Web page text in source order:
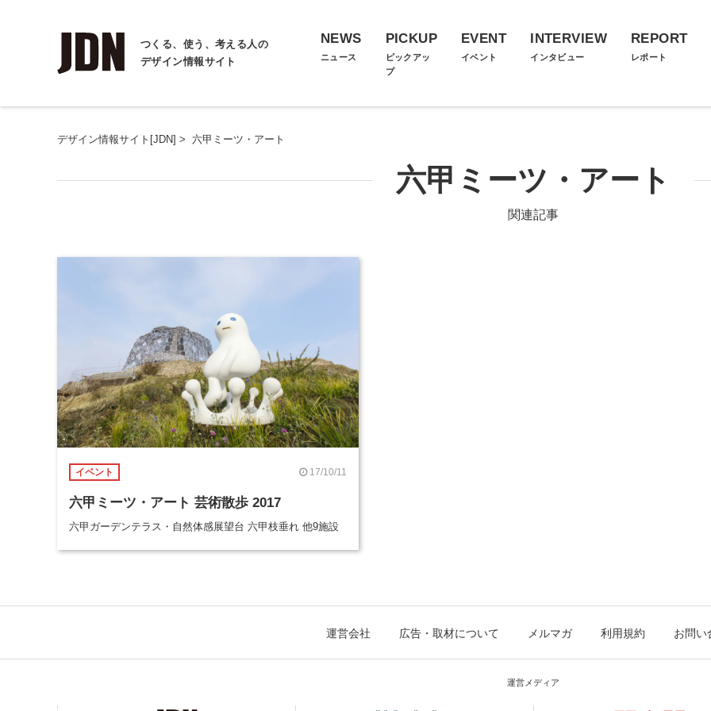
つくる、使う、考える人の
デザイン情報サイト
NEWS
ニュース
PICKUP
ピックアッ
プ
EVENT
イベント
INTERVIEW
インタビュー
REPORT
レポート
デザイン情報サイト[JDN] > 六甲ミーツ・アート
六甲ミーツ・アート
関連記事
イベント 17/10/11
六甲ミーツ・アート 芸術散歩 2017
六甲ガーデンテラス・自然体感展望台 六甲枝垂れ 他9施設
運営会社 広告・取材について メルマガ 利用規約 お問い
運営メディア